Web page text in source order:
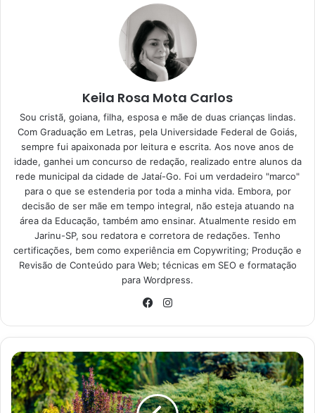
Dicas caseiras para limpar sua casa
de forma rápida e eficaz
28/05/2023
O que é e como funciona a
energia solar?
Como o próprio nome já sugere, a energia solar é o
resultado do aquecimento e da radiação do sol. Dessa
forma, essa captação se dá de duas formas, através de
placas que convertem em eletricidade. São elas: térmica e
fotovoltaica.
Keila Rosa Mota Carlos
Sou cristã, goiana, filha, esposa e mãe de duas crianças lindas.
Com Graduação em Letras, pela Universidade Federal de Goiás,
sempre fui apaixonada por leitura e escrita. Aos nove anos de
idade, ganhei um concurso de redação, realizado entre alunos da
rede municipal da cidade de Jataí-Go. Foi um verdadeiro "marco"
para o que se estenderia por toda a minha vida. Embora, por
decisão de ser mãe em tempo integral, não esteja atuando na
área da Educação, também amo ensinar. Atualmente resido em
Jarinu-SP, sou redatora e corretora de redações. Tenho
certificações, bem como experiência em Copywriting; Produção e
Revisão de Conteúdo para Web; técnicas em SEO e formatação
para Wordpress.